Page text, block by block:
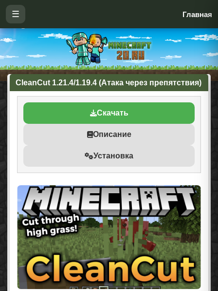
☰ Главная
CleanCut 1.21.4/1.19.4 (Атака через препятствия)
Скачать
Описание
Установка